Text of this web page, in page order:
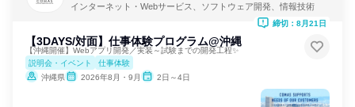
インターネット・Webサービス、ソフトウェア開発、情報技術
【3DAYS/対面】仕事体験プログラム@沖縄
【沖縄開催】Webアプリ開発／実装～試験までの開発工程✨
説明会・イベント
仕事体験
沖縄県
2026年8月・9月 2日～4日
締切：8月21日